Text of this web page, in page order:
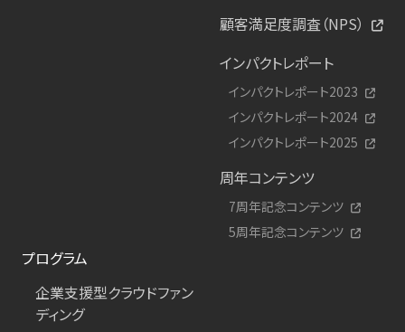
顧客満足度調査（NPS）
インパクトレポート
インパクトレポート2023
インパクトレポート2024
インパクトレポート2025
周年コンテンツ
7周年記念コンテンツ
5周年記念コンテンツ
プログラム
企業支援型クラウドファン
ディング